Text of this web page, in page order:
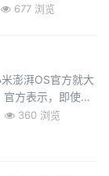
677 浏览
澎湃OS官方就大
方表示，即使推
360 浏览